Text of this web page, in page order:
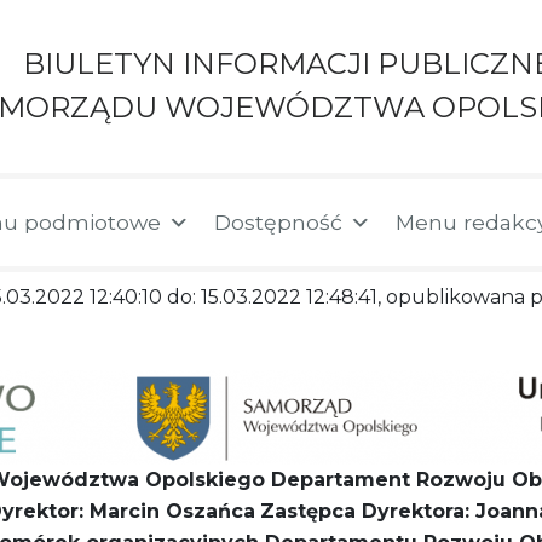
BIULETYN INFORMACJI
WOJEWÓDZTWA
podmiotowe Dostępność Menu
12:40:10 do: 15.03.2022 12:48:41, opublikowana
Opolskiego Departament Rozwoju
Marcin Oszańca Zastępca Dyrektora: